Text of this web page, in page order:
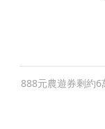
888元農遊券剩約